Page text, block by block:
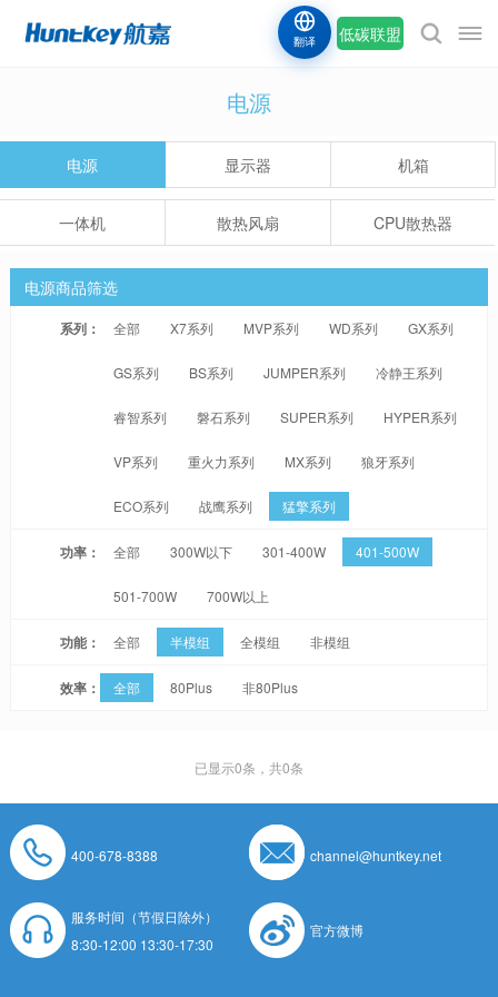
低碳联盟
翻译
电源
电源 显示器 机箱
一体机 散热风扇 CPU散热器
电源商品筛选
系列： 全部 X7系列 MVP系列 WD系列 GX系列
GS系列 BS系列 JUMPER系列 冷静王系列
睿智系列 磐石系列 SUPER系列 HYPER系列
VP系列 重火力系列 MX系列 狼牙系列
ECO系列 战鹰系列 猛擎系列
功率： 全部 300W以下 301-400W 401-500W
501-700W 700W以上
功能： 全部 半模组 全模组 非模组
效率： 全部 80Plus 非80Plus
已显示0条，共0条
400-678-8388 channel@huntkey.net
服务时间（节假日除外）
8:30-12:00 13:30-17:30
官方微博